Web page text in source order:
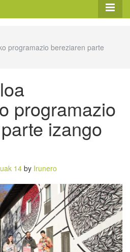
programazio bereziaren parte
programazio
izango
14 by Irunero